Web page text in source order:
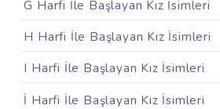
G Harfi İle Başlayan Kız İsimleri
H Harfi İle Başlayan Kız İsimleri
I Harfi İle Başlayan Kız İsimleri
İ Harfi İle Başlayan Kız İsimleri